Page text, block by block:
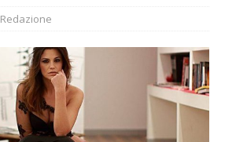
Redazione